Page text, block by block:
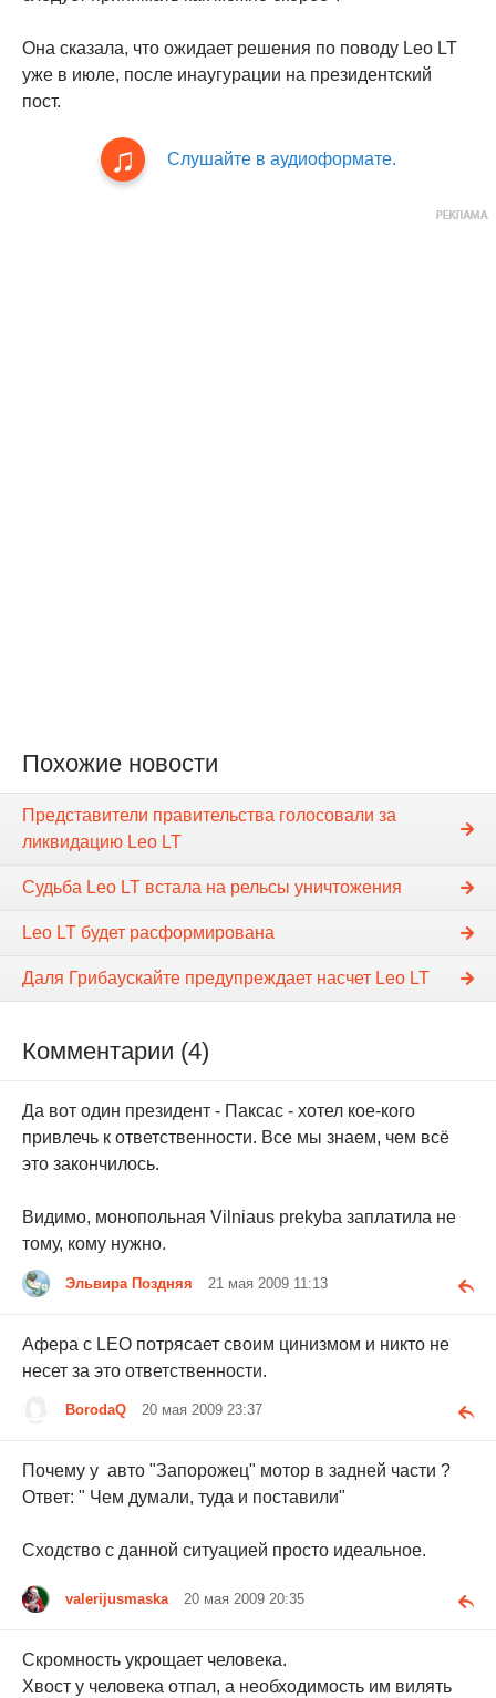
Она сказала, что ожидает решения по поводу Leo LT
уже в июле, после инаугурации на президентский
пост.
Слушайте в аудиоформате.
Похожие новости
Представители правительства голосовали за
ликвидацию Leo LT
Судьба Leo LT встала на рельсы уничтожения
Leo LT будет расформирована
Даля Грибаускайте предупреждает насчет Leo LT
Комментарии (4)
Да вот один президент - Паксас - хотел кое-кого
привлечь к ответственности. Все мы знаем, чем всё
это закончилось.
Видимо, монопольная Vilniaus prekyba заплатила не
тому, кому нужно.
Эльвира Поздняя 21 мая 2009 11:13
Афера с LEO потрясает своим цинизмом и никто не
несет за это ответственности.
BorodaQ 20 мая 2009 23:37
Почему у авто "Запорожец" мотор в задней части ?
Ответ: " Чем думали, туда и поставили"
Сходство с данной ситуацией просто идеальное.
valerijusmaska 20 мая 2009 20:35
Скромность укрощает человека.
Хвост у человека отпал, а необходимость им вилять